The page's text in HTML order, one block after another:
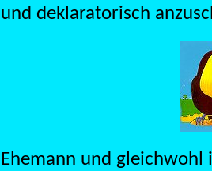
und deklaratorisch
Ehemann und